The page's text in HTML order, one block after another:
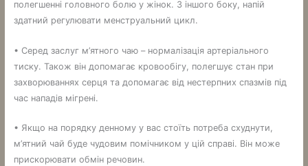
полегшенні головного болю у жінок. З іншого боку, напій
здатний регулювати менструальний цикл.
• Серед заслуг м’ятного чаю – нормалізація артеріального
тиску. Також він допомагає кровообігу, полегшує стан при
захворюваннях серця та допомагає від нестерпних спазмів під
час нападів мігрені.
• Якщо на порядку денному у вас стоїть потреба схуднути,
м’ятний чай буде чудовим помічником у цій справі. Він може
прискорювати обмін речовин.